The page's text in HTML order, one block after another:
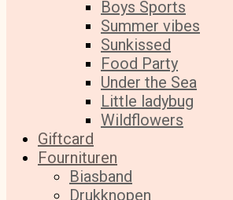
Boys Sports
Summer vibes
Sunkissed
Food Party
Under the Sea
Little ladybug
Wildflowers
Giftcard
Fournituren
Biasband
Drukknopen